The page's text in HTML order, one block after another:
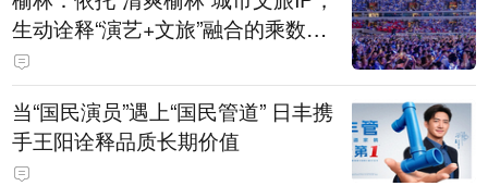
生动诠释“演艺+文旅”融合的乘数效
应
当“国民演员”遇上“国民管道” 日丰携
手王阳诠释品质长期价值